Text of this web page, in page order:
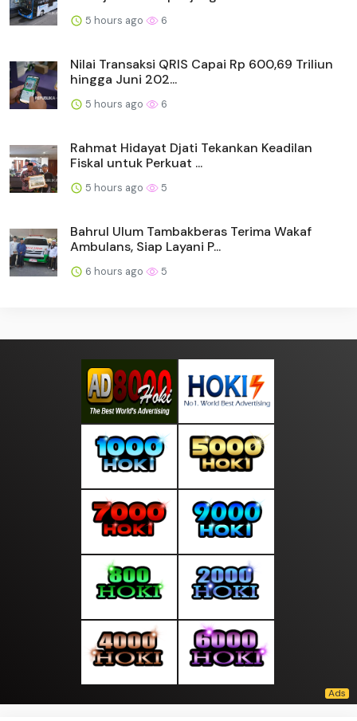
5 hours ago 6
Nilai Transaksi QRIS Capai Rp 600,69 Triliun
hingga Juni 202...
5 hours ago 6
Rahmat Hidayat Djati Tekankan Keadilan
Fiskal untuk Perkuat ...
5 hours ago 5
Bahrul Ulum Tambakberas Terima Wakaf
Ambulans, Siap Layani P...
6 hours ago 5